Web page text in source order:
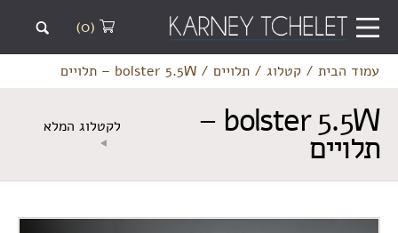
(0)
עמוד הבית/ קטלוג/ תלויים/ bolster 5.5W – תלויים
bolster 5.5W –
תלויים לקטלוג המלא